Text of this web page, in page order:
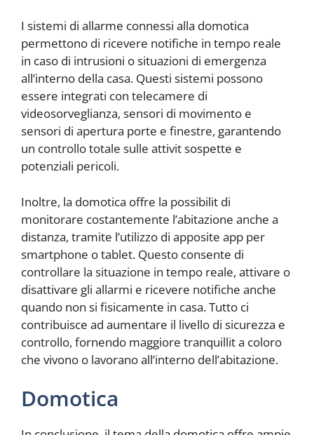
I sistemi di allarme connessi alla domotica
permettono di ricevere notifiche in tempo reale
in caso di intrusioni o situazioni di emergenza
all’interno della casa. Questi sistemi possono
essere integrati con telecamere di
videosorveglianza, sensori di movimento e
sensori di apertura porte e finestre, garantendo
un controllo totale sulle attivit sospette e
potenziali pericoli.
Inoltre, la domotica offre la possibilit di
monitorare costantemente l’abitazione anche a
distanza, tramite l’utilizzo di apposite app per
smartphone o tablet. Questo consente di
controllare la situazione in tempo reale, attivare o
disattivare gli allarmi e ricevere notifiche anche
quando non si fisicamente in casa. Tutto ci
contribuisce ad aumentare il livello di sicurezza e
controllo, fornendo maggiore tranquillit a coloro
che vivono o lavorano all’interno dell’abitazione.
Domotica